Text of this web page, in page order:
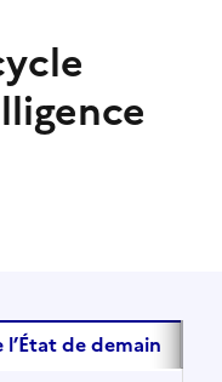
de demain